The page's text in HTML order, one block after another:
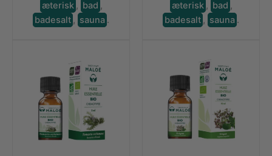
æterisk , bad ,
badesalt , sauna .
æterisk , bad ,
badesalt , sauna .